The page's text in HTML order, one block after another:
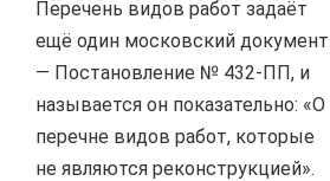
Перечень видов работ задаёт
ещё один московский документ
— Постановление № 432-ПП, и
называется он показательно: «О
перечне видов работ, которые
не являются реконструкцией».